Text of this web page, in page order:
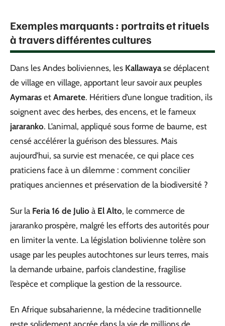
Exemples marquants : portraits et rituels
à travers différentes cultures
Dans les Andes boliviennes, les Kallawayase déplacent
de village en village, apportant leur savoir aux peuples
Aymaras et Amarete. Héritiers d’une longue tradition, ils
soignent avec des herbes, des encens, et le fameux
jararanko. L’animal, appliqué sous forme de baume, est
censé accélérer la guérison des blessures. Mais
aujourd’hui, sa survie est menacée, ce qui place ces
praticiens face à un dilemme : comment concilier
pratiques anciennes et préservation de la biodiversité ?
Sur la Feria 16 de Julio à El Alto, le commerce de
jararanko prospère, malgré les efforts des autorités pour
en limiter la vente. La législation bolivienne tolère son
usage par les peuples autochtones sur leurs terres, mais
la demande urbaine, parfois clandestine, fragilise
l’espèce et complique la gestion de la ressource.
En Afrique subsaharienne, la médecine traditionnelle
reste solidement ancrée dans la vie de millions de